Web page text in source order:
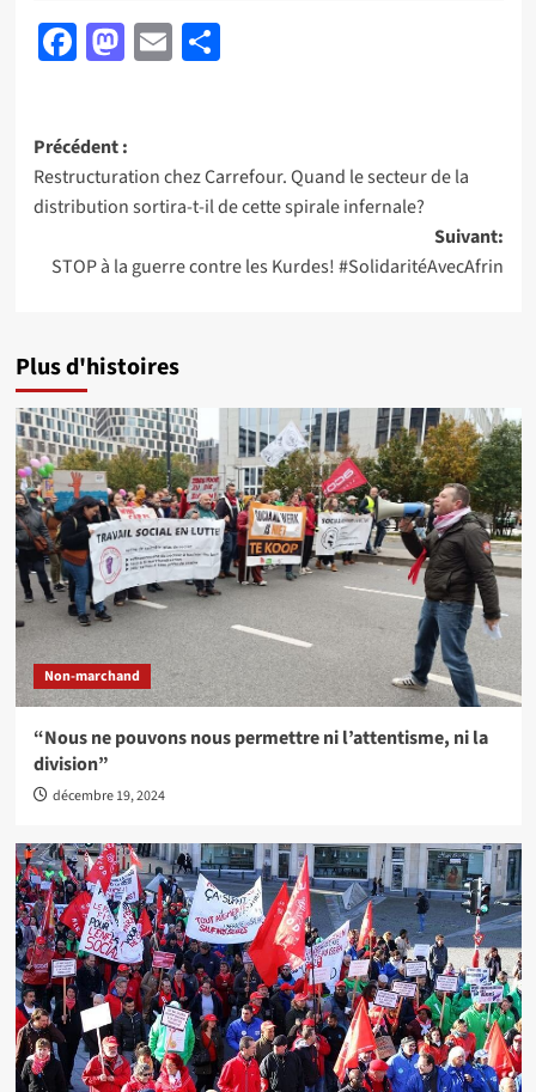
Facebook
Mastodon
EmailPartager
Navigation
d’article
Précédent :
Restructuration chez Carrefour. Quand le secteur de la
distribution sortira-t-il de cette spirale infernale?
Suivant:
STOP à la guerre contre les Kurdes! #SolidaritéAvecAfrin
Plus d'histoires
Non-marchand
“Nous ne pouvons nous permettre ni l’attentisme, ni la
division”
décembre 19, 2024